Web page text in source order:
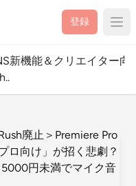
登録
新機能＆クリエイター向